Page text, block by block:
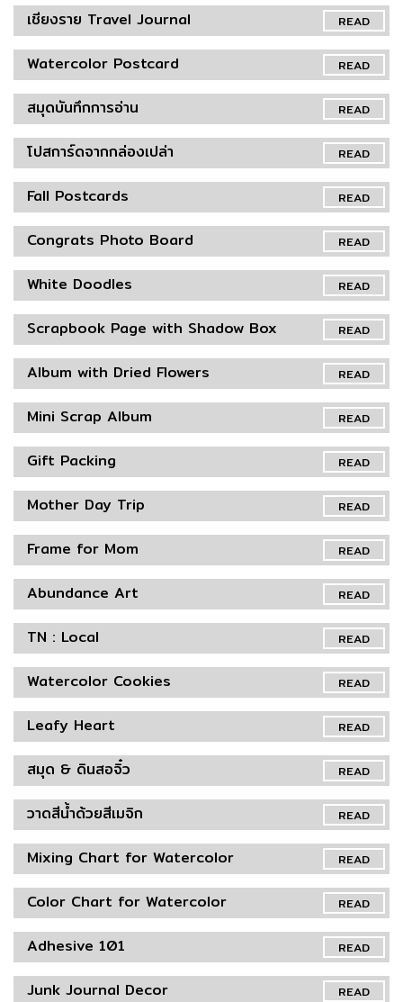
READ
เชียงราย Travel Journal
READ
Watercolor Postcard
READ
สมุดบันทึกการอ่าน
READ
โปสการ์ดจากกล่องเปล่า
READ
Fall Postcards
READ
Congrats Photo Board
READ
White Doodles
READ
Scrapbook Page with Shadow Box
READ
Album with Dried Flowers
READ
Mini Scrap Album
READ
Gift Packing
READ
Mother Day Trip
READ
Frame for Mom
READ
Abundance Art
READ
TN : Local
READ
Watercolor Cookies
READ
Leafy Heart
READ
สมุด & ดินสอจิ๋ว
READ
วาดสีน้ำด้วยสีเมจิก
READ
Mixing Chart for Watercolor
READ
Color Chart for Watercolor
READ
Adhesive 101
READ
Junk Journal Decor